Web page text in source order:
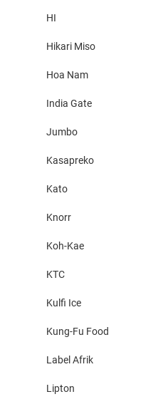
HI
Hikari Miso
Hoa Nam
India Gate
Jumbo
Kasapreko
Kato
Knorr
Koh-Kae
KTC
Kulfi Ice
Kung-Fu Food
Label Afrik
Lipton